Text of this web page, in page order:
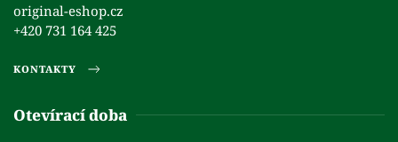
original-eshop.cz
+420 731 164 425
KONTAKTY
Otevírací doba